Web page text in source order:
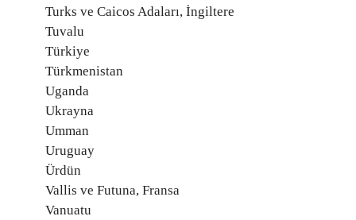
Turks ve Caicos Adaları, İngiltere
Tuvalu
Türkiye
Türkmenistan
Uganda
Ukrayna
Umman
Uruguay
Ürdün
Vallis ve Futuna, Fransa
Vanuatu